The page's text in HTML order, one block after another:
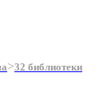
>32 библиотеки